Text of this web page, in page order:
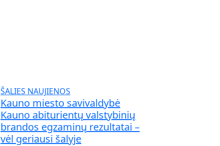
ŠALIES NAUJIENOS
Kauno miesto savivaldybė
Kauno abiturientų valstybinių
brandos egzaminų rezultatai –
vėl geriausi šalyje